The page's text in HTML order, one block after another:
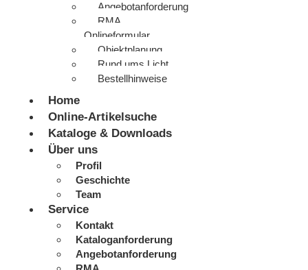
Angebotanforderung
RMA
Onlineformular
Objektplanung
Rund ums Licht
Bestellhinweise
Home
Online-Artikelsuche
Kataloge & Downloads
Über uns
Profil
Geschichte
Team
Service
Kontakt
Kataloganforderung
Angebotanforderung